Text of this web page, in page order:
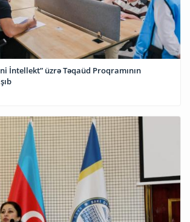
İntellekt” üzrə Təqaüd Proqramının